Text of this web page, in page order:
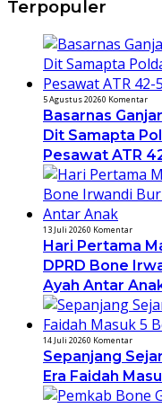
Terpopuler
5 Agustus 20260 Komentar
Basarnas
Dit Samapta
Pesawat ATR
13 Juli 20260 Komentar
Hari Pertama
DPRD Bone
Ayah Antar
14 Juli 20260 Komentar
Sepanjang
Era Faidah